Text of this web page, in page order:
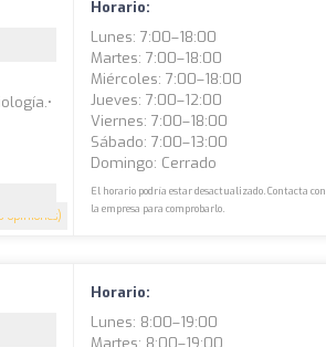
opiniones)
Horario:
Lunes: 7:00–18:00
Martes: 7:00–18:00
Miércoles: 7:00–18:00
Jueves: 7:00–12:00
Viernes: 7:00–18:00
Sábado: 7:00–13:00
Domingo: Cerrado
El horario podría estar desactualizado. Contacta con
la empresa para comprobarlo.
Horario:
Lunes: 8:00–19:00
Martes: 8:00–19:00